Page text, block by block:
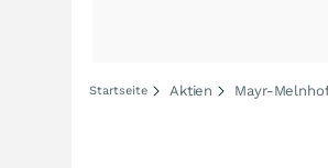
Startseite Aktien Mayr-